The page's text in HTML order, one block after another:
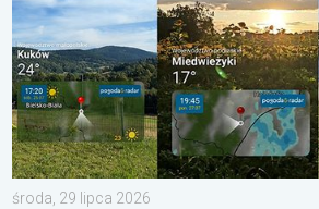
środa, 29 lipca 2026